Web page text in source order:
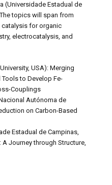
(Universidade Estadual de
topics will span from
for organic
electrocatalysis, and
USA): Merging
to Develop Fe-
Couplings
Autónoma de
on Carbon-Based
Estadual de Campinas,
Journey through Structure,